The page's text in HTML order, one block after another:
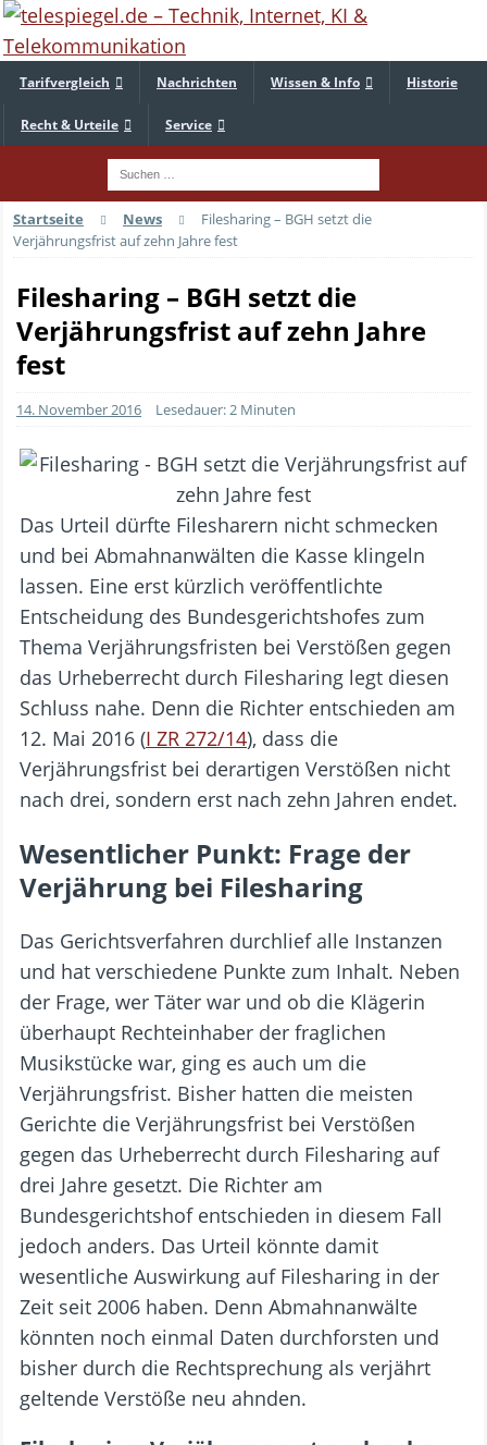
Tarifvergleich Nachrichten Wissen & Info Historie
Recht & Urteile Service
Startseite News
Filesharing – BGH setzt die
Verjährungsfrist auf zehn Jahre fest
Filesharing – BGH setzt die
Verjährungsfrist auf zehn Jahre
fest
14. November 2016 Lesedauer: 2 Minuten
Das Urteil dürfte Filesharern nicht schmecken
und bei Abmahnanwälten die Kasse klingeln
lassen. Eine erst kürzlich veröffentlichte
Entscheidung des Bundesgerichtshofes zum
Thema Verjährungsfristen bei Verstößen gegen
das Urheberrecht durch Filesharing legt diesen
Schluss nahe. Denn die Richter entschieden am
12. Mai 2016 (I ZR 272/14), dass die
Verjährungsfrist bei derartigen Verstößen nicht
nach drei, sondern erst nach zehn Jahren endet.
Wesentlicher Punkt: Frage der
Verjährung bei Filesharing
Das Gerichtsverfahren durchlief alle Instanzen
und hat verschiedene Punkte zum Inhalt. Neben
der Frage, wer Täter war und ob die Klägerin
überhaupt Rechteinhaber der fraglichen
Musikstücke war, ging es auch um die
Verjährungsfrist. Bisher hatten die meisten
Gerichte die Verjährungsfrist bei Verstößen
gegen das Urheberrecht durch Filesharing auf
drei Jahre gesetzt. Die Richter am
Bundesgerichtshof entschieden in diesem Fall
jedoch anders. Das Urteil könnte damit
wesentliche Auswirkung auf Filesharing in der
Zeit seit 2006 haben. Denn Abmahnanwälte
könnten noch einmal Daten durchforsten und
bisher durch die Rechtsprechung als verjährt
geltende Verstöße neu ahnden.